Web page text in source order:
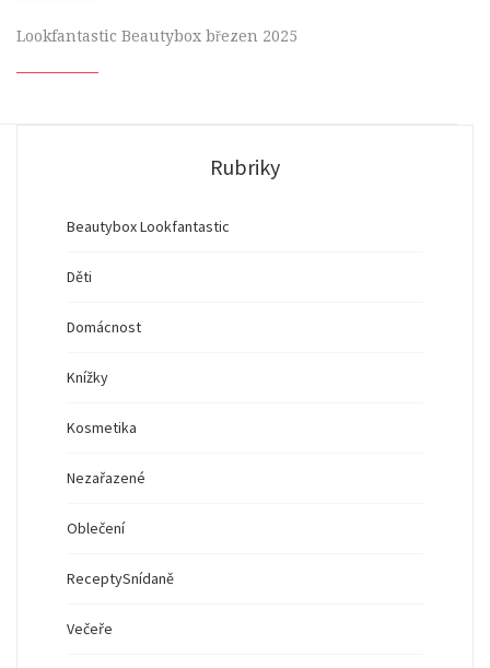
Lookfantastic Beautybox březen 2025
Rubriky
Beautybox Lookfantastic
Děti
Domácnost
Knížky
Kosmetika
Nezařazené
Oblečení
ReceptySnídaně
Večeře